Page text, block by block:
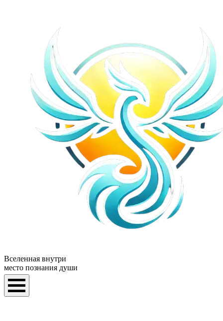
Вселенная внутри
место познания души